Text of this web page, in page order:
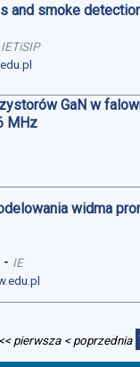
and smoke
IETiSIP
GaN w
MHz
widma
- IE
<< pierwsza < poprzednia